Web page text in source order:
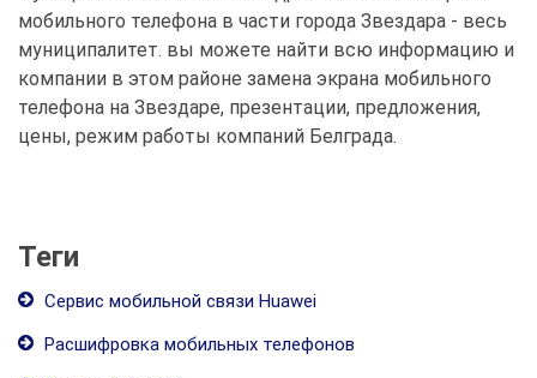
мобильного телефона в части города Звездара - весь
муниципалитет. вы можете найти всю информацию и
компании в этом районе замена экрана мобильного
телефона на Звездаре, презентации, предложения,
цены, режим работы компаний Белграда.
Теги
Сервис мобильной связи Huawei
Расшифровка мобильных телефонов